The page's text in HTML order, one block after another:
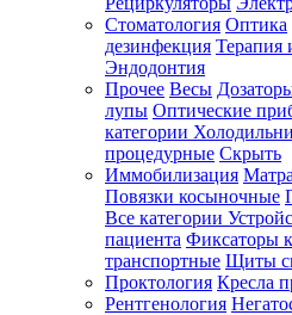
Стоматология Оптика
дезинфекция Терапия
Эндодонтия
Прочее Весы
лупы Оптические
категории
процедурные Скрыть
Иммобилизация
Повязки косыночные
Все категории
пациента Фиксаторы
транспортные Щиты
Проктология Кресла
Рентгенология